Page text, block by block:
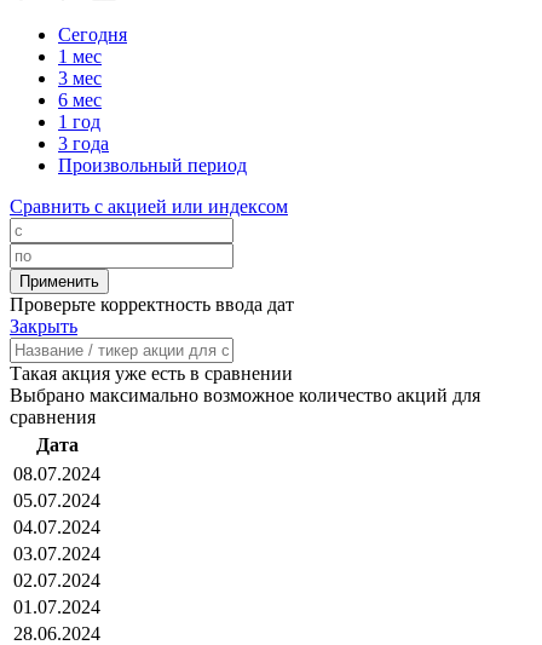
Сегодня
1 мес
3 мес
6 мес
1 год
3 года
Произвольный период
Сравнить с акцией или индексом
Проверьте корректность ввода дат
Закрыть
Такая акция уже есть в сравнении
Выбрано максимально возможное количество акций для
сравнения
Дата
08.07.2024
05.07.2024
04.07.2024
03.07.2024
02.07.2024
01.07.2024
28.06.2024